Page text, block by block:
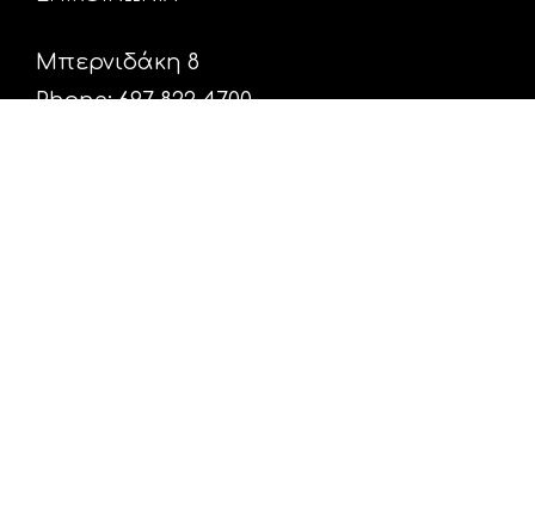
Μπερνιδάκη 8
Phone: 697 822 4700